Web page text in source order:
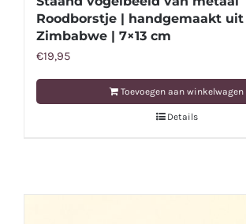
Roodborstje | handgemaakt uit
Zimbabwe | 7×13 cm
€19,95
Toevoegen aan winkelwagen
Details